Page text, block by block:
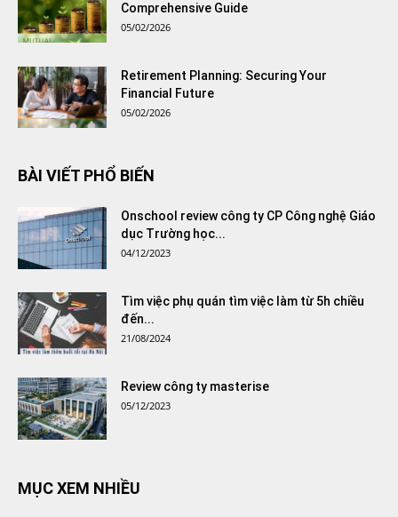
Comprehensive Guide
05/02/2026
Retirement Planning: Securing Your
Financial Future
05/02/2026
BÀI VIẾT PHỔ BIẾN
Onschool review công ty CP Công nghệ Giáo
dục Trường học...
04/12/2023
Tìm việc phụ quán tìm việc làm từ 5h chiều
đến...
21/08/2024
Review công ty masterise
05/12/2023
MỤC XEM NHIỀU